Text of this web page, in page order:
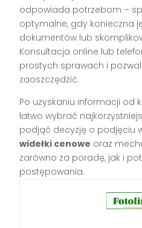
odpowiada potrzebom –
optymalne, gdy konieczna
dokumentów lub
Konsultacja online lub
prostych sprawach i
zaoszczędzić.
Po uzyskaniu informacji od
łatwo wybrać
podjąć decyzję o podjęciu
widełki cenowe oraz
zarówno za poradę, jak i
postępowania.